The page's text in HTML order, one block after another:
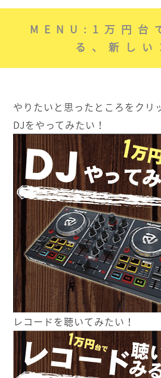
MENU:1万円台
る、新しい
やりたいと思ったところをクリ
DJをやってみたい！
レコードを聴いてみたい！